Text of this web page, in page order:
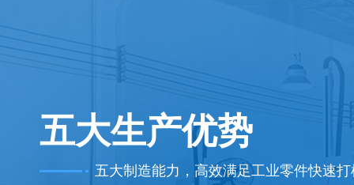
五大生产优势
五大制造能力，高效满足工业零件快速